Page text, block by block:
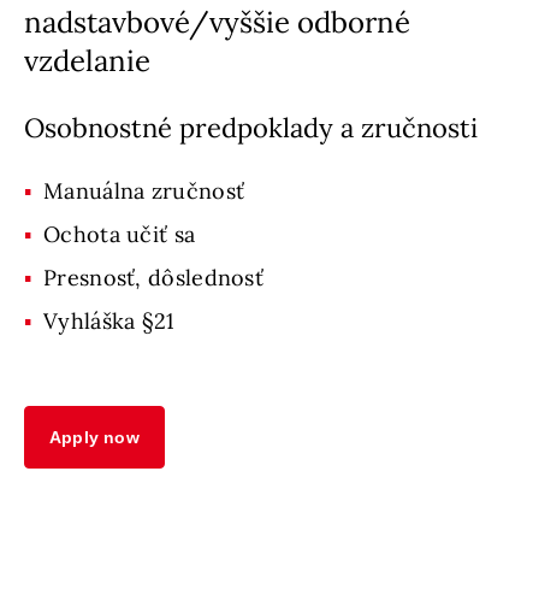
nadstavbové/vyššie odborné
vzdelanie
Osobnostné predpoklady a zručnosti
Manuálna zručnosť
Ochota učiť sa
Presnosť, dôslednosť
Vyhláška §21
Apply now